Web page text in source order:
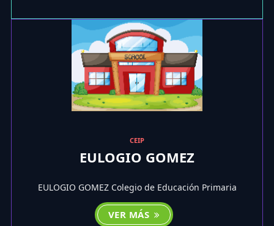
CEIP
EULOGIO GOMEZ
EULOGIO GOMEZ Colegio de Educación Primaria
VER MÁS